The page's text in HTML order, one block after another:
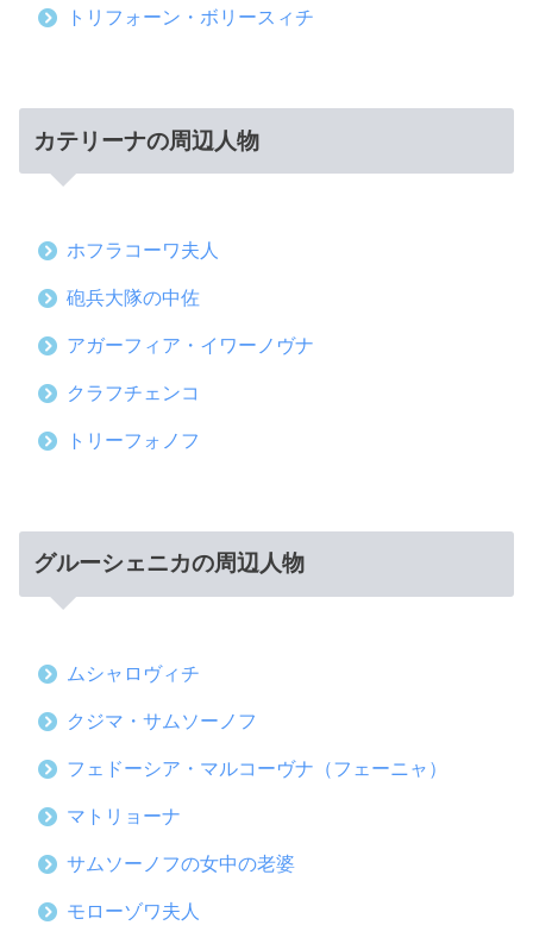
トリフォーン・ボリースィチ
カテリーナの周辺人物
ホフラコーワ夫人
砲兵大隊の中佐
アガーフィア・イワーノヴナ
クラフチェンコ
トリーフォノフ
グルーシェニカの周辺人物
ムシャロヴィチ
クジマ・サムソーノフ
フェドーシア・マルコーヴナ（フェーニャ）
マトリョーナ
サムソーノフの女中の老婆
モローゾワ夫人